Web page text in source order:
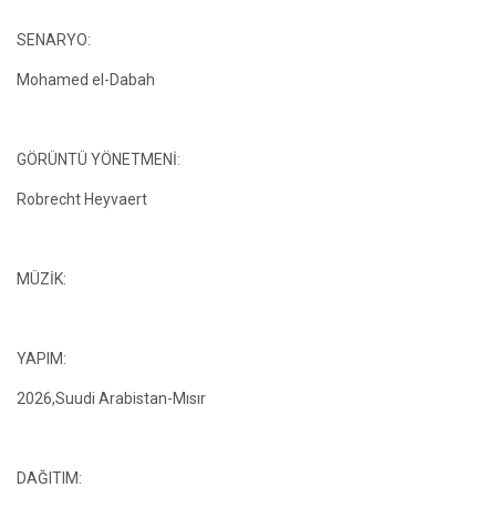
SENARYO:
Mohamed el-Dabah
GÖRÜNTÜ YÖNETMENİ:
Robrecht Heyvaert
MÜZİK:
YAPIM:
2026,Suudi Arabistan-Mısır
DAĞITIM: